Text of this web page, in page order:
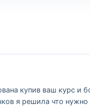
купив ваш курс и
я решила что